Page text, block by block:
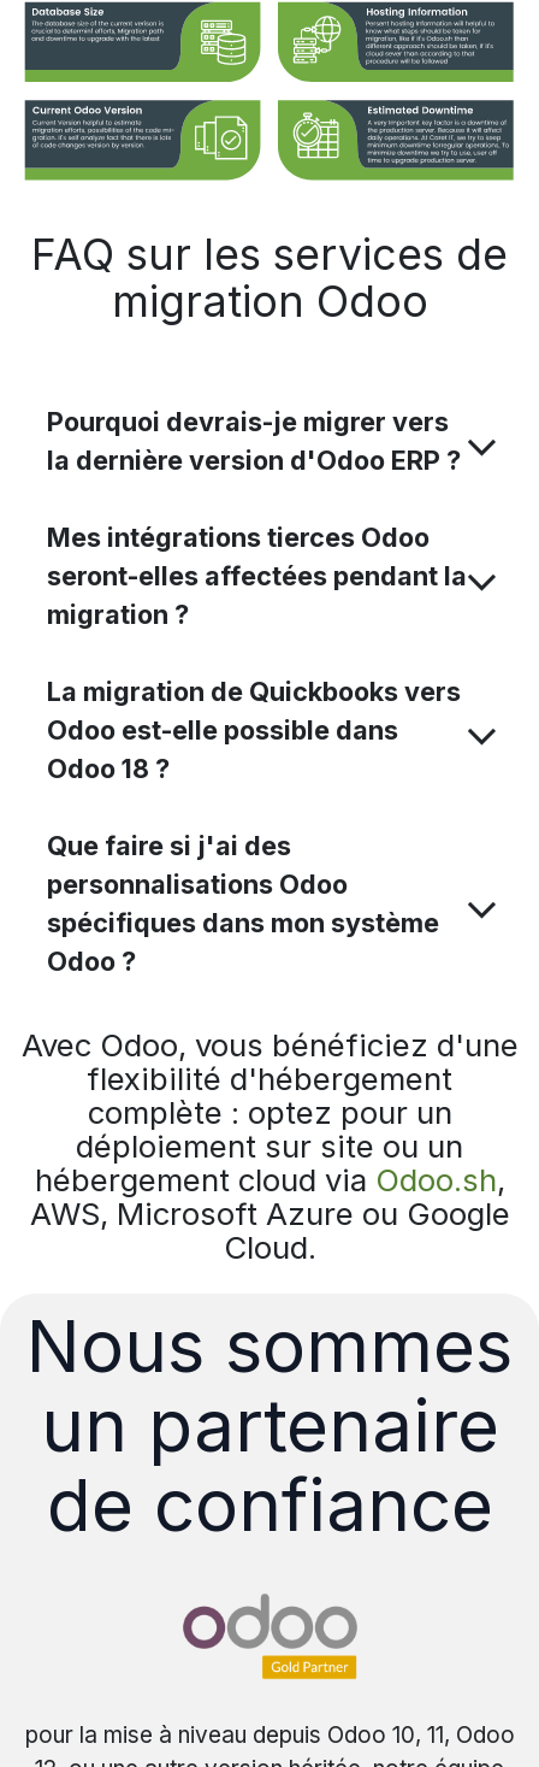
FAQ sur les services de
migration Odoo
Pourquoi devrais-je migrer vers
la dernière version d'Odoo ERP ?
Mes intégrations tierces Odoo
seront-elles affectées pendant la
migration ?
La migration de Quickbooks vers
Odoo est-elle possible dans
Odoo 18 ?
Que faire si j'ai des
personnalisations Odoo
spécifiques dans mon système
Odoo ?
Avec Odoo, vous bénéficiez d'une
flexibilité d'hébergement
complète : optez pour un
déploiement sur site ou un
hébergement cloud via Odoo.sh,
AWS, Microsoft Azure ou Google
Cloud.
Nous sommes
un partenaire
de confiance
pour la mise à niveau depuis Odoo 10, 11, Odoo